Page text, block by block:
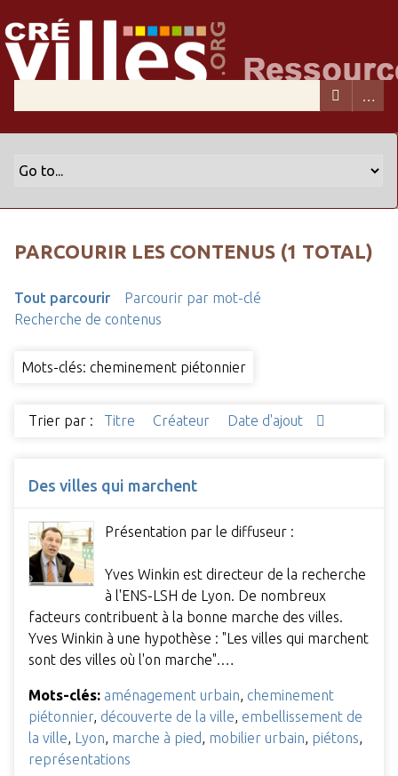
PARCOURIR LES CONTENUS (1 TOTAL)
Tout parcourir
Parcourir par mot-clé
Recherche de contenus
Mots-clés: cheminement piétonnier
Trier par : Titre Créateur Date d'ajout
Des villes qui marchent
Présentation par le diffuseur :
Yves Winkin est directeur de la recherche
à l'ENS-LSH de Lyon. De nombreux
facteurs contribuent à la bonne marche des villes.
Yves Winkin à une hypothèse : "Les villes qui marchent
sont des villes où l'on marche".…
Mots-clés: aménagement urbain cheminement
piétonnier, découverte de la ville embellissement de
la ville Lyon marche à pied mobilier urbain piétons
représentations